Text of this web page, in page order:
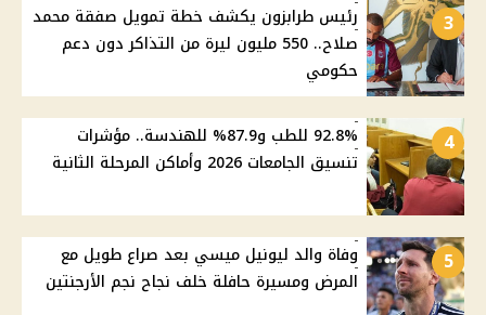
3
رئيس طرابزون يكشف خطة تمويل صفقة محمد
صلاح.. 550 مليون ليرة من التذاكر دون دعم
حكومي
4
92.8% للطب و87.9% للهندسة.. مؤشرات
تنسيق الجامعات 2026 وأماكن المرحلة الثانية
5
وفاة والد ليونيل ميسي بعد صراع طويل مع
المرض ومسيرة حافلة خلف نجاح نجم الأرجنتين